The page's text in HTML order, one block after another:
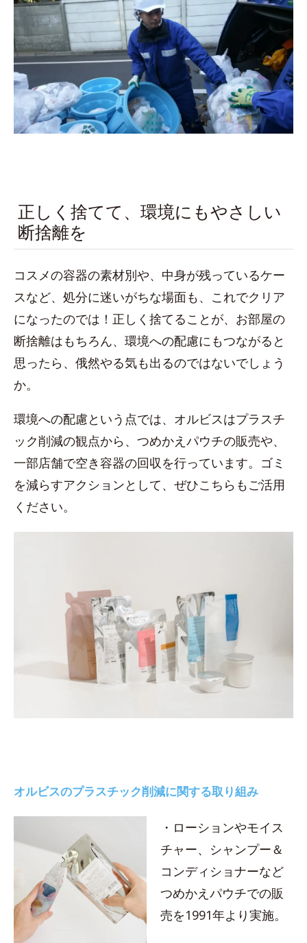
正しく捨てて、環境にもやさしい
断捨離を
コスメの容器の素材別や、中身が残っているケー
スなど、処分に迷いがちな場面も、これでクリア
になったのでは！正しく捨てることが、お部屋の
断捨離はもちろん、環境への配慮にもつながると
思ったら、俄然やる気も出るのではないでしょう
か。
環境への配慮という点では、オルビスはプラスチ
ック削減の観点から、つめかえパウチの販売や、
一部店舗で空き容器の回収を行っています。ゴミ
を減らすアクションとして、ぜひこちらもご活用
ください。
オルビスのプラスチック削減に関する取り組み
・ローションやモイス
チャー、シャンプー＆
コンディショナーなど
つめかえパウチでの販
売を1991年より実施。